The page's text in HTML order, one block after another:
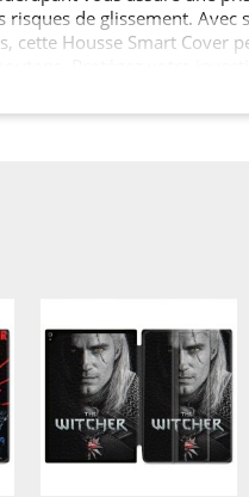
risques de glissement. Avec
cette Housse Smart Cover
Ipad Air 13 M3.